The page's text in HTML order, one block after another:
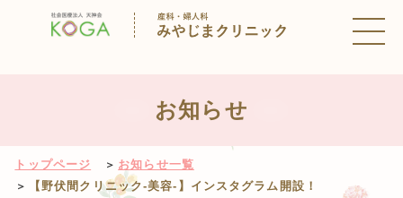
top.php"}>
お知らせ
トップページ
お知らせ一覧
【野伏間クリニック-美容-】インスタグラム開設！